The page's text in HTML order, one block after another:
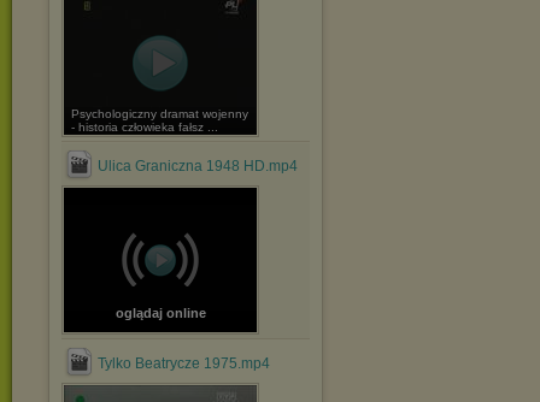
Psychologiczny dramat wojenny
- historia człowieka fałsz ...
Ulica Graniczna 1948 HD.mp4
oglądaj online
Tylko Beatrycze 1975.mp4